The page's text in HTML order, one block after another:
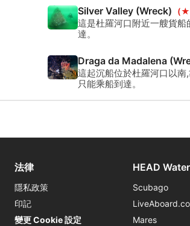
Silver Valley (Wreck)
這是杜羅河口附近一艘貨船
達。
Draga da Madalena
這起沉船位於杜羅河口以南
只能乘船到達。
法律
隱私政策
印記
變更 Cookie 設定
HEAD
Scubago
Mares